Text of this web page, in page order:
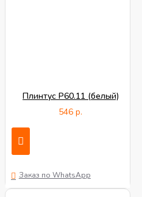
Плинтус P60.11 (белый)
546 р.
Заказ по WhatsApp